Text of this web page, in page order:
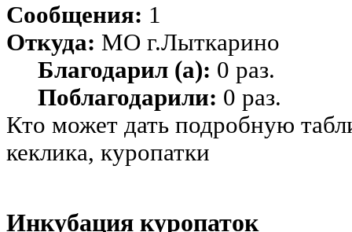
Сообщения: 1
Откуда: МО г.Лыткарино
Благодарил (а): 0 раз.
Поблагодарили: 0 раз.
Кто может дать подробную
кеклика, куропатки
Инкубация куропаток